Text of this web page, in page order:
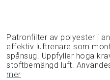
Patronfilter av polyester i
effektiv luftrenare som
spånsug. Uppfyller höga
stoftbemängd luft.
mer